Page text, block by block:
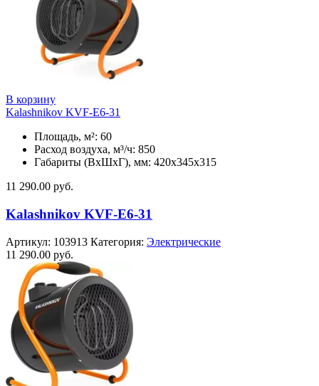
В корзину
Kalashnikov KVF-E6-31
Площадь, м²: 60
Расход воздуха, м³/ч: 850
Габариты (ВхШхГ), мм: 420x345x315
11 290.00 руб.
Kalashnikov KVF-E6-31
Артикул: 103913 Категория: Электрические
11 290.00 руб.